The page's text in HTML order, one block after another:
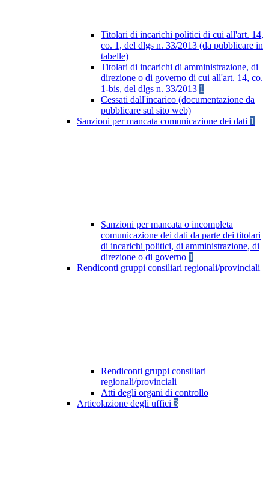
Titolari di incarichi politici di cui all'art. 14,
co. 1, del dlgs n. 33/2013 (da pubblicare in
tabelle)
Titolari di incarichi di amministrazione, di
direzione o di governo di cui all'art. 14, co.
1-bis, del dlgs n. 33/2013 1
Cessati dall'incarico (documentazione da
pubblicare sul sito web)
Sanzioni per mancata comunicazione dei dati 1
Sanzioni per mancata o incompleta
comunicazione dei dati da parte dei titolari
di incarichi politici, di amministrazione, di
direzione o di governo 1
Rendiconti gruppi consiliari regionali/provinciali
Rendiconti gruppi consiliari
regionali/provinciali
Atti degli organi di controllo
Articolazione degli uffici 3